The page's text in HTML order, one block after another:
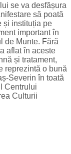
se va desfășura
să poată
și instituția pe
important în
de Munte. Fără
aflat în aceste
și tratament,
reprezintă o bună
Severin în toată
Centrului
Culturii